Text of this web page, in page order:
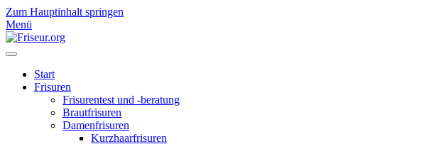
Zum Hauptinhalt springen
Menü
Start
Frisuren
Frisurentest und -beratung
Brautfrisuren
Damenfrisuren
Kurzhaarfrisuren